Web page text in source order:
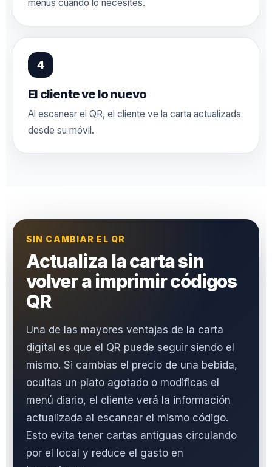
menús cuando lo necesites.
El cliente ve lo nuevo
Al escanear el QR, el cliente ve la carta actualizada
desde su móvil.
SIN CAMBIAR EL QR
Actualiza la carta sin
volver a imprimir códigos
QR
Una de las mayores ventajas de la carta
digital es que el QR puede seguir siendo el
mismo. Si cambias el precio de una bebida,
ocultas un plato agotado o modificas el
menú diario, el cliente verá la información
actualizada al escanear el mismo código.
Esto evita tener cartas antiguas circulando
por el local y reduce el gasto en